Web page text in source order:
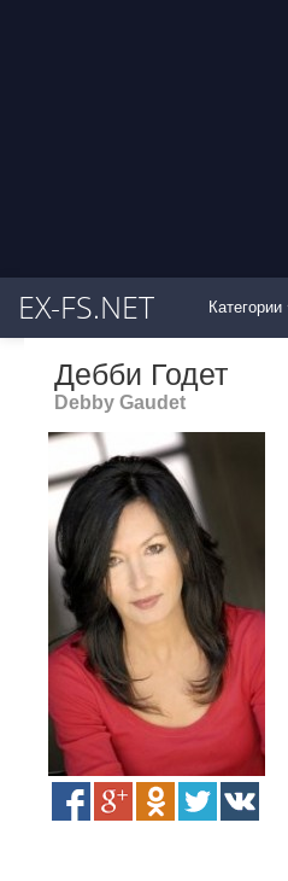
EX-FS.NET Категории
Дебби Годет
Debby Gaudet